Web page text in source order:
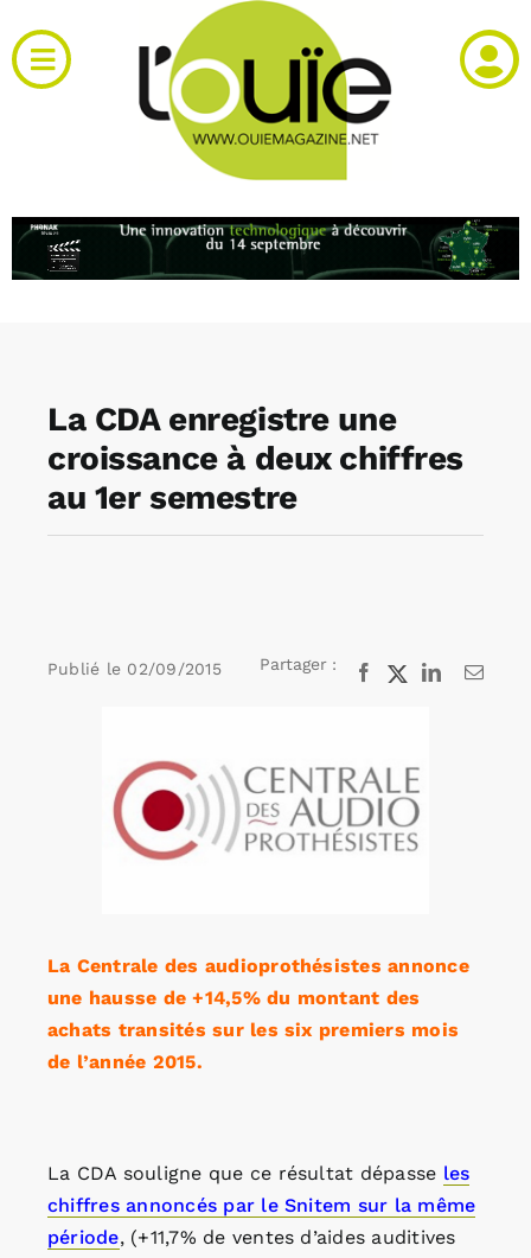
au
contenu
Toggle
Navigation
RH et emploi
Agenda
La CDA enregistre une
croissance à deux chiffres
au 1er semestre
Publié le 02/09/2015 Partager : Facebook
X LinkedInEmail
agrandie
La Centrale des audioprothésistes annonce
une hausse de +14,5% du montant des
achats transités sur les six premiers mois
de l’année 2015.
La CDA souligne que ce résultat dépasse les
chiffres annoncés par le Snitem sur la même
période, (+11,7% de ventes d’aides auditives